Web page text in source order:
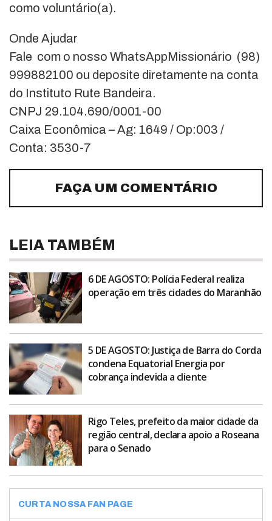
como voluntário(a).
Onde Ajudar
Fale com o nosso WhatsAppMissionário (98)
999882100 ou deposite diretamente na conta
do Instituto Rute Bandeira.
CNPJ 29.104.690/0001-00
Caixa Econômica – Ag: 1649 / Op:003 /
Conta: 3530-7
FAÇA UM COMENTÁRIO
LEIA TAMBÉM
6 DE AGOSTO: Polícia Federal realiza
operação em três cidades do Maranhão
5 DE AGOSTO: Justiça de Barra do Corda
condena Equatorial Energia por
cobrança indevida a cliente
Rigo Teles, prefeito da maior cidade da
região central, declara apoio a Roseana
para o Senado
CURTA NOSSA FAN PAGE